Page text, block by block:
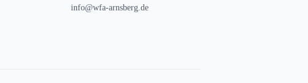
info@wfa-arnsberg.de